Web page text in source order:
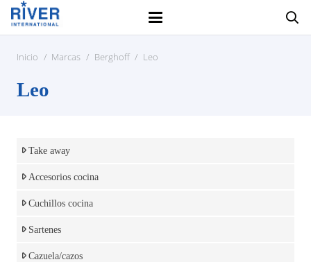
Inicio / Marcas / Berghoff / Leo
Leo
Take away
Accesorios cocina
Cuchillos cocina
Sartenes
Cazuela/cazos